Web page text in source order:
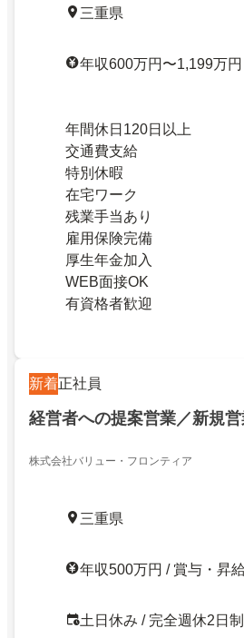
三重県
年収600万円〜1,199万円
年間休日120日以上
交通費支給
特別休暇
在宅ワーク
残業手当あり
雇用保険完備
厚生年金加入
WEB面接OK
有資格者歓迎
新着正社員
経営者への提案営業／新規
株式会社バリュー・フロンティア
三重県
年収500万円 / 賞与・昇
土日休み / 完全週休2日